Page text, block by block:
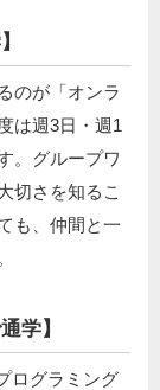
のが「オンラ
は週3日・週1
。グループワ
切さを知るこ
も、仲間と一
学】
ログラミング